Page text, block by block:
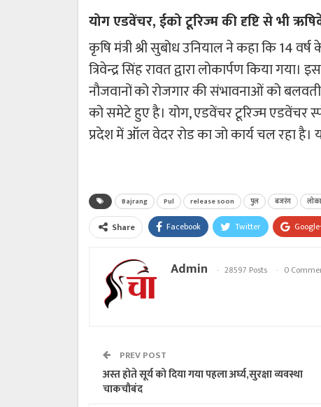
योग एडवेंचर, ईको टूरिज्म की दृष्टि से भी
कृषि मंत्री श्री सुबोध उनियाल ने कहा कि 14
त्रिवेन्द्र सिंह रावत द्वारा लोकार्पण किया
नौजवानों को रोजगार की संभावनाओं को
को समेटे हुए है। योग, एडवेंचर टूरिज्म एडवेंचर
प्रदेश में ऑल वेदर रोड का जो कार्य चल रहा है।
Bajrang Pul release soon पुल बजरंग
Share Facebook Twitter
Admin 28597 Posts 0
PREV POST
अस्त होते सूर्य को दिया गया पहला अर्घ्य,सुरक्षा व्यवस्था
चाकचौबंद